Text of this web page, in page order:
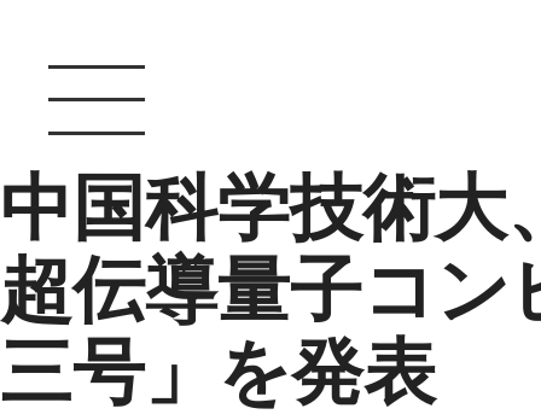
中国科学技術大
超伝導量子コン
三号」を発表